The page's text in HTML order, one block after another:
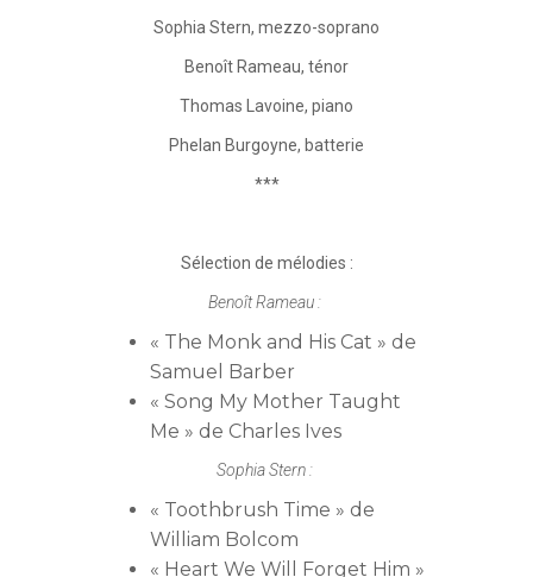
Sophia Stern, mezzo-soprano
Benoît Rameau, ténor
Thomas Lavoine, piano
Phelan Burgoyne, batterie
***
Sélection de mélodies :
Benoît Rameau :
« The Monk and His Cat » de
Samuel Barber
« Song My Mother Taught
Me » de Charles Ives
Sophia Stern :
« Toothbrush Time » de
William Bolcom
« Heart We Will Forget Him »